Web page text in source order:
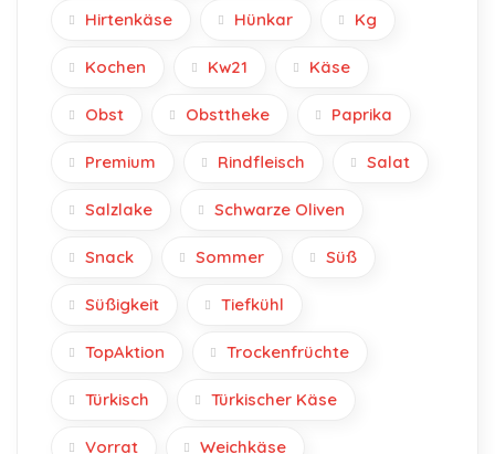
Hirtenkäse Hünkar Kg
Kochen Kw21 Käse
Obst Obsttheke Paprika
Premium Rindfleisch Salat
Salzlake Schwarze Oliven
Snack Sommer Süß
Süßigkeit Tiefkühl
TopAktion Trockenfrüchte
Türkisch Türkischer Käse
Vorrat Weichkäse